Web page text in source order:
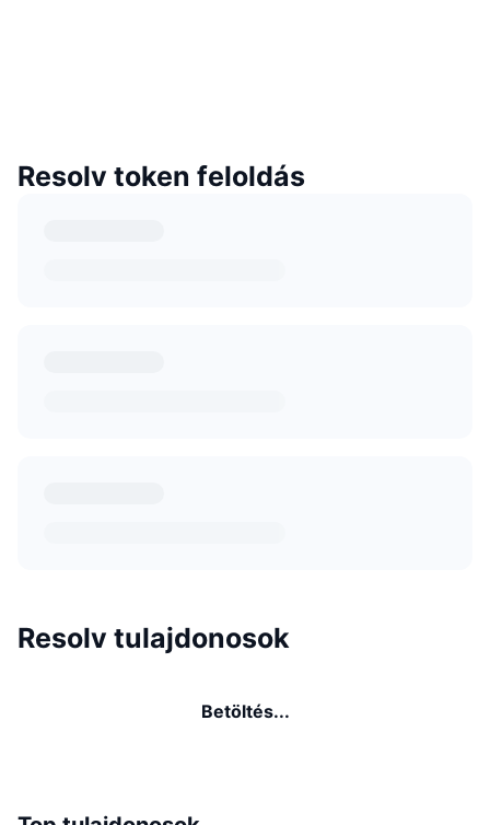
Resolv token feloldás
Resolv tulajdonosok
Betöltés...